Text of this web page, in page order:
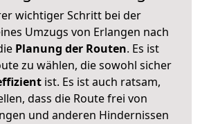
wichtiger Schritt bei der
Umzugs von Erlangen nach
Planung der Routen. Es ist
zu wählen, die sowohl sicher
ist. Es ist auch ratsam,
dass die Route frei von
und anderen Hindernissen